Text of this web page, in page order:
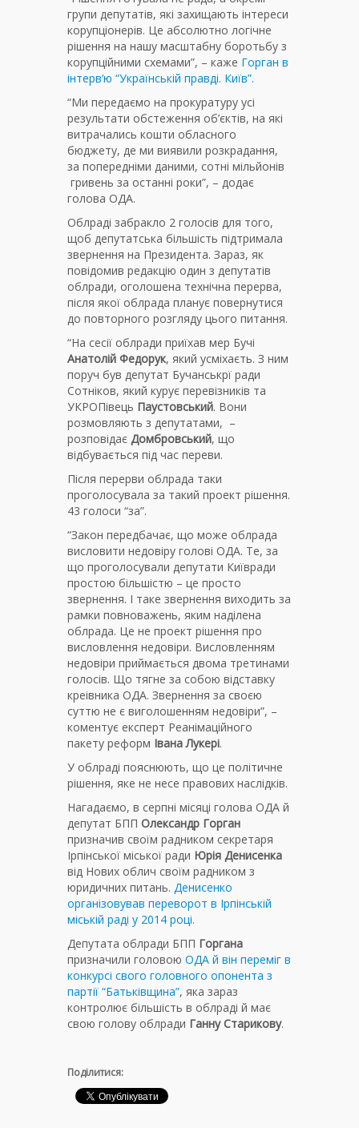
групи депутатів, які захищають інтереси
корупціонерів. Це абсолютно логічне
рішення на нашу масштабну боротьбу з
корупційними схемами”, – каже Горган в
інтерв’ю “Українській правді. Київ”.
“Ми передаємо на прокуратуру усі
результати обстеження об’єктів, на які
витрачались кошти обласного
бюджету, де ми виявили розкрадання,
за попередніми даними, сотні мільйонів
гривень за останні роки”, – додає
голова ОДА.
Облраді забракло 2 голосів для того,
щоб депутатська більшість підтримала
звернення на Президента. Зараз, як
повідомив редакцію один з депутатів
облради, оголошена технічна перерва,
після якої облрада планує повернутися
до повторного розгляду цього питання.
“На сесії облради приїхав мер Бучі
Анатолій Федорук, який усміхаєть. З ним
поруч був депутат Бучанськрї ради
Сотніков, який курує перевізників та
УКРОПівець Паустовський. Вони
розмовляють з депутатами, –
розповідає Домбровський, що
відбувається під час переви.
Після перерви облрада таки
проголосувала за такий проект рішення.
43 голоси “за”.
“Закон передбачає, що може облрада
висловити недовіру голові ОДА. Те, за
що проголосували депутати Київради
простою більшістю – це просто
звернення. І таке звернення виходить за
рамки повноважень, яким наділена
облрада. Це не проект рішення про
висловлення недовіри. Висловленням
недовіри приймається двома третинами
голосів. Що тягне за собою відставку
креівника ОДА. Звернення за своєю
суттю не є виголошенням недовіри”, –
коментує експерт Реанімаційного
пакету реформ Івана Лукері.
У облраді пояснюють, що це політичне
рішення, яке не несе правових наслідків.
Нагадаємо, в серпні місяці голова ОДА й
депутат БПП Олександр Горган
призначив своїм радником секретаря
Ірпінської міської ради Юрія Денисенка
від Нових облич своїм радником з
юридичних питань. Денисенко
організовував переворот в Ірпінській
міській раді у 2014 році.
Депутата облради БПП Горгана
призначили головою ОДА й він переміг в
конкурсі свого головного опонента з
партії “Батьківщина”, яка зараз
контролює більшість в облраді й має
свою голову облради Ганну Старикову.
Поділитися: